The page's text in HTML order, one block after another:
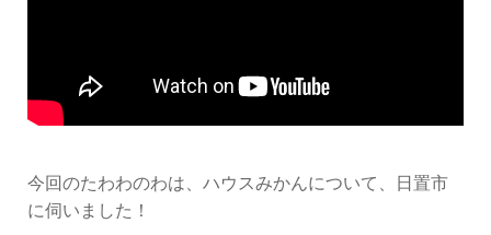
今回のたわわのわは、ハウスみかんについて、日置市
に伺いました！